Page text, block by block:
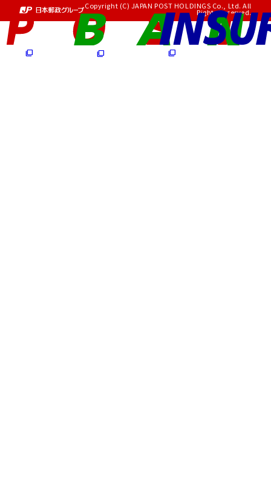
Copyright (C) JAPAN POST HOLDINGS Co., Ltd. All
Rights Reserved.